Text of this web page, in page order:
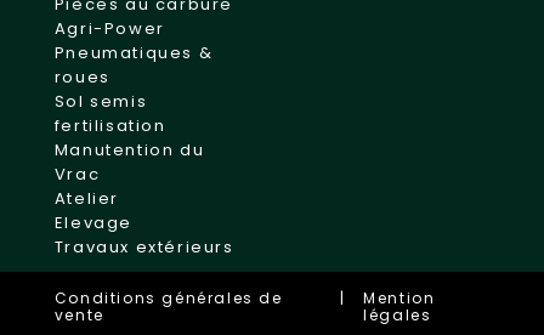
Pièces au carbure
Agri-Power
Pneumatiques &
roues
Sol semis
fertilisation
Manutention du
Vrac
Atelier
Elevage
Travaux extérieurs
Conditions générales de
vente
|
Mention
légales